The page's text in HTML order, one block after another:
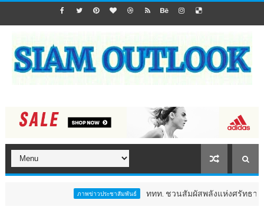
ภาพข่าวประชาสัมพันธ์ ททท. ชวนสัมผัสพลังแห่งศรัทธา ร่วมงาน "ห่